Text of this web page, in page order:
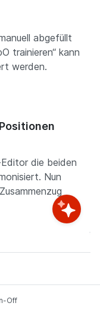
abgefüllt
trainieren“ kann
werden.
die beiden
Nun
Off